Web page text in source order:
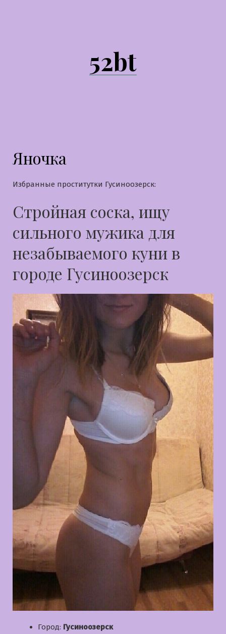
52bt
Яночка
Избранные проститутки Гусиноозерск:
Стройная соска, ищу
сильного мужика для
незабываемого куни в
городе Гусиноозерск
Город: Гусиноозерск